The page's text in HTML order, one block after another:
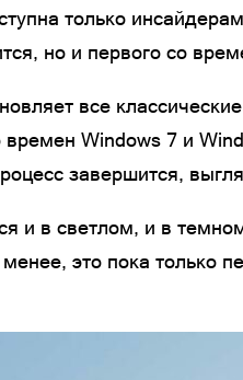
только
но и первого со
все
Windows 7 и
завершится,
и в светлом, и в
это пока только